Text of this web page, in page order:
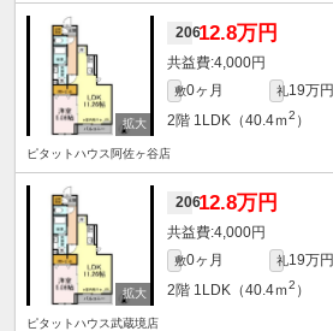
20612.8万円
4,000円
敷0ヶ月 礼19万円
2階 1LDK（40.4ｍ2 ）
ピタットハウス阿佐ヶ谷店
20612.8万円
4,000円
敷0ヶ月 礼19万円
2階 1LDK（40.4ｍ2 ）
ピタットハウス武蔵境店